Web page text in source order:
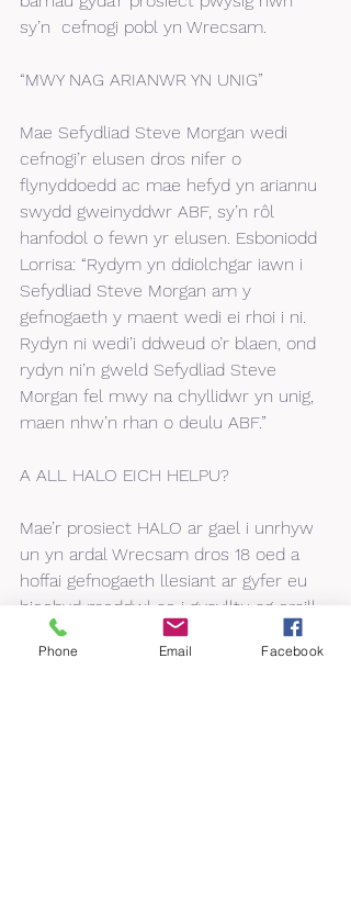
sy’n  cefnogi pobl yn Wrecsam.
“MWY NAG ARIANWR YN UNIG”
Mae Sefydliad Steve Morgan wedi
cefnogi’r elusen dros nifer o
flynyddoedd ac mae hefyd yn ariannu
swydd gweinyddwr ABF, sy’n rôl
hanfodol o fewn yr elusen. Esboniodd
Lorrisa: “Rydym yn ddiolchgar iawn i
Sefydliad Steve Morgan am y
gefnogaeth y maent wedi ei rhoi i ni.
Rydyn ni wedi’i ddweud o’r blaen, ond
rydyn ni’n gweld Sefydliad Steve
Morgan fel mwy na chyllidwr yn unig,
maen nhw’n rhan o deulu ABF.”
A ALL HALO EICH HELPU?
Mae’r prosiect HALO ar gael i unrhyw
un yn ardal Wrecsam dros 18 oed a
hoffai gefnogaeth llesiant ar gyfer eu
hiechyd meddwl ac i gysylltu ag eraill
yn y gymuned leol. Mae HALO yn
cynnig cefnogaeth ar draws tri
Phone Email Facebook